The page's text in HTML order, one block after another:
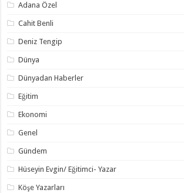
Adana Özel
Cahit Benli
Deniz Tengip
Dünya
Dünyadan Haberler
Eğitim
Ekonomi
Genel
Gündem
Hüseyin Evgin/ Eğitimci- Yazar
Köşe Yazarları